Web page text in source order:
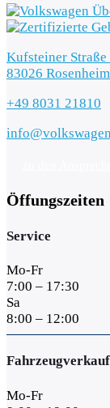
Kufsteiner Straße
83026 Rosenheim
+49 8031 21810
Öffungszeiten
Service
Mo-Fr
7:00 – 17:30
Sa
8:00 – 12:00
Fahrzeugverkauf
Mo-Fr